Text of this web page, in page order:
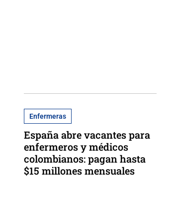
Enfermeras
España abre vacantes para
enfermeros y médicos
colombianos: pagan hasta
$15 millones mensuales